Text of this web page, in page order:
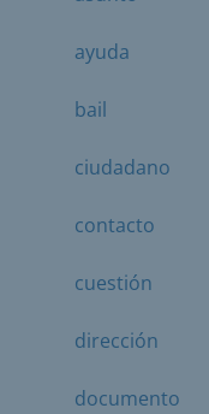
ayuda
bail
ciudadano
contacto
cuestión
dirección
documento